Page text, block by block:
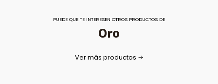
PUEDE QUE TE INTERESEN OTROS PRODUCTOS DE
Oro
Ver más productos